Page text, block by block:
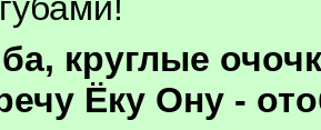
круглые
Ёку Ону -